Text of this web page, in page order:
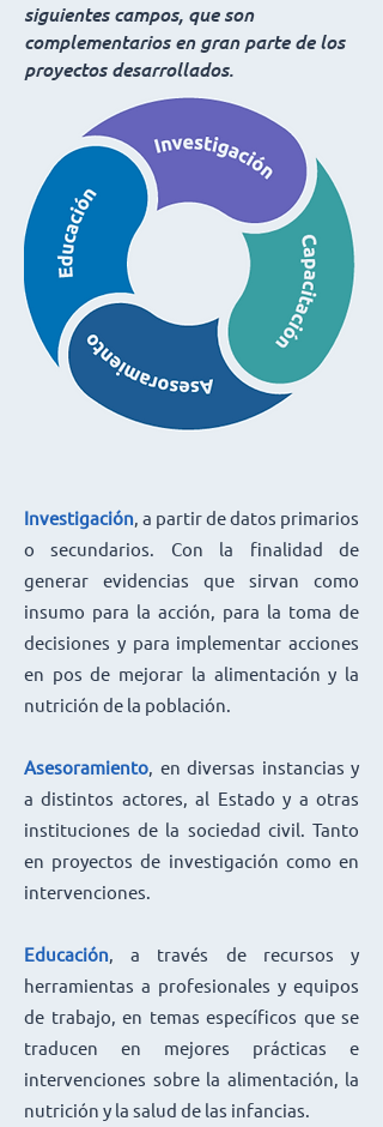
siguientes campos, que son
complementarios en gran parte de los
proyectos desarrollados.
Investigación, a partir de datos primarios
o secundarios. Con la finalidad de
generar evidencias que sirvan como
insumo para la acción, para la toma de
decisiones y para implementar acciones
en pos de mejorar la alimentación y la
nutrición de la población.
Asesoramiento, en diversas instancias y
a distintos actores, al Estado y a otras
instituciones de la sociedad civil. Tanto
en proyectos de investigación como en
intervenciones.
Educación, a través de recursos y
herramientas a profesionales y equipos
de trabajo, en temas específicos que se
traducen en mejores prácticas e
intervenciones sobre la alimentación, la
nutrición y la salud de las infancias.